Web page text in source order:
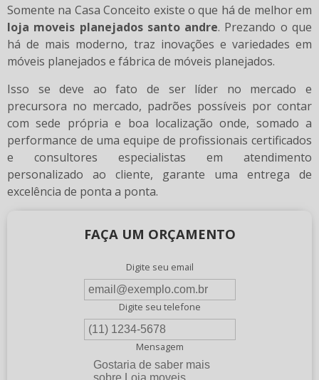
Somente na Casa Conceito existe o que há de melhor em
loja moveis planejados santo andre. Prezando o que
há de mais moderno, traz inovações e variedades em
móveis planejados e fábrica de móveis planejados.
Isso se deve ao fato de ser líder no mercado e
precursora no mercado, padrões possíveis por contar
com sede própria e boa localização onde, somado a
performance de uma equipe de profissionais certificados
e consultores especialistas em atendimento
personalizado ao cliente, garante uma entrega de
excelência de ponta a ponta.
FAÇA UM ORÇAMENTO
Digite seu email
Digite seu telefone
Mensagem